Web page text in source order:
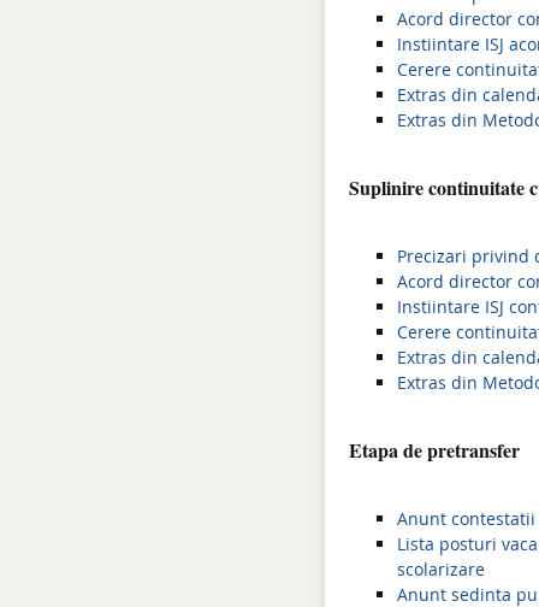
Acord director
Instiintare ISJ
Cerere
Extras din
Extras din
Suplinire continuitate
Precizari privind
Acord director
Instiintare ISJ
Cerere
Extras din
Extras din
Etapa de pretransfer
Anunt
Lista posturi
scolarizare
Anunt sedinta